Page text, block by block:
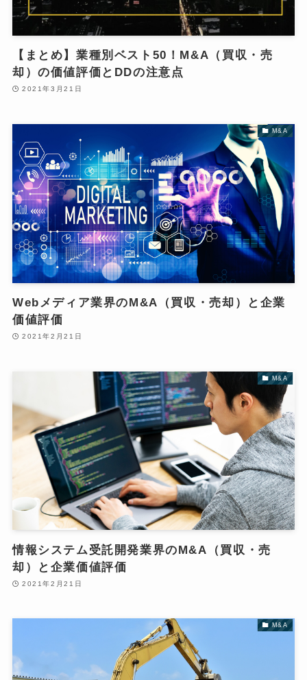
【まとめ】業種別ベスト50！M&A（買収・売
却）の価値評価とDDの注意点
2021年3月21日
M&A
Webメディア業界のM&A（買収・売却）と企業
価値評価
2021年2月21日
M&A
情報システム受託開発業界のM&A（買収・売
却）と企業価値評価
2021年2月21日
M&A